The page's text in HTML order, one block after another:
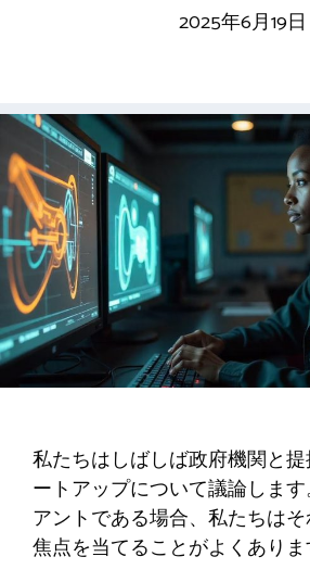
2025年6月19日
私たちはしばしば政府機関と
ートアップについて議論しま
アントである場合、私たちは
焦点を当てることがよくありま